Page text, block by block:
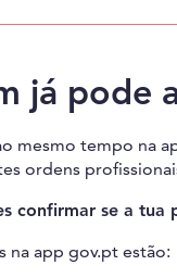
já pode
mesmo tempo na
ordens
confirmar se a tua
na app gov.pt estão: